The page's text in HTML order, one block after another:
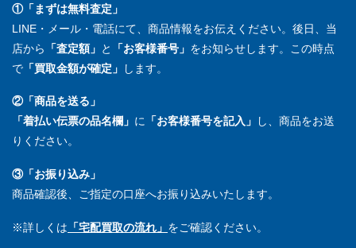
①「まずは無料査定」
LINE・メール・電話にて、商品情報をお伝えください。後日、当
店から
「査定額」 と 「お客様番号」 をお知らせします。この時点
で 「買取金額が確定」 します。
②「商品を送る」
「着払い伝票の品名欄」 に 「お客様番号を記入」
し、商品をお送
りください。
③「お振り込み」
商品確認後、ご指定の口座へお振り込みいたします。
※詳しくは 「宅配買取の流れ」 をご確認ください。